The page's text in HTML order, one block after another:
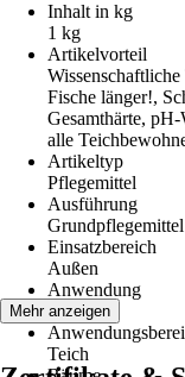
Inhalt in kg
1 kg
Artikelvorteil
Fische länger!,
Gesamthärte,
alle
Artikeltyp
Pflegemittel
Ausführung
Grundpflegemittel
Einsatzbereich
Außen
Anwendung
Pflegen
Teich
Mehr anzeigen